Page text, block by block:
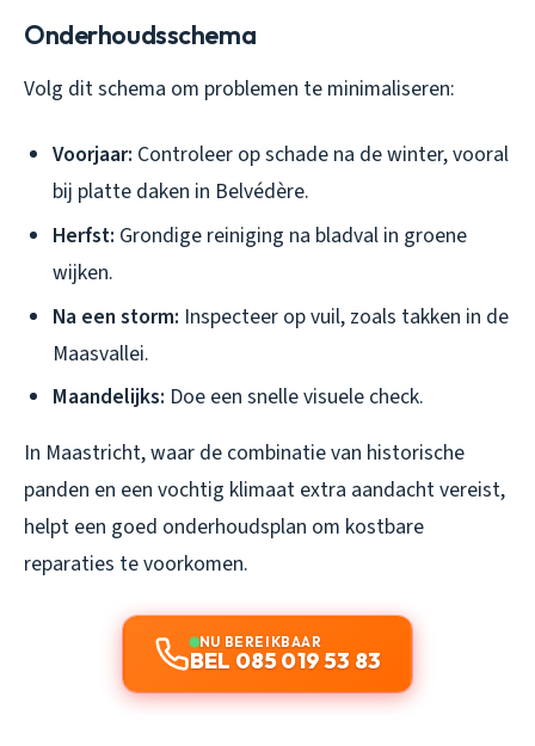
Onderhoudsschema
Volg dit schema om problemen te minimaliseren:
Voorjaar: Controleer op schade na de winter, vooral
bij platte daken in Belvédère.
Herfst: Grondige reiniging na bladval in groene
wijken.
Na een storm: Inspecteer op vuil, zoals takken in de
Maasvallei.
Maandelijks: Doe een snelle visuele check.
In Maastricht, waar de combinatie van historische
panden en een vochtig klimaat extra aandacht vereist,
helpt een goed onderhoudsplan om kostbare
reparaties te voorkomen.
NU BEREIKBAAR
BEL 085 019 53 83